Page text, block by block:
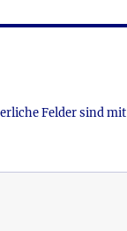
Felder sind mit